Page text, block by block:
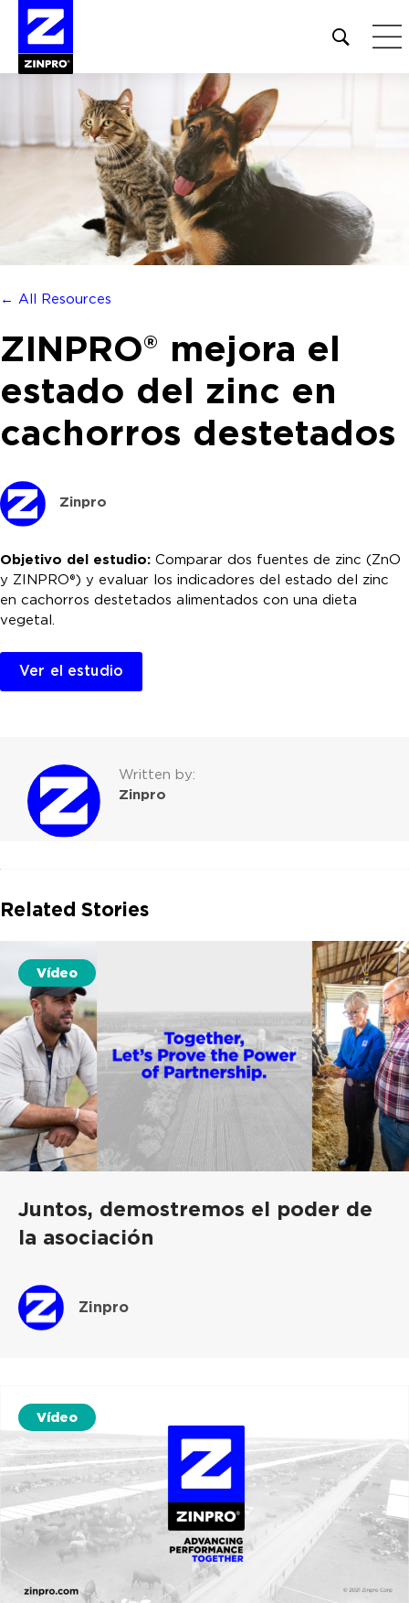
Open
site
search
← All Resources
ZINPRO® mejora el
estado del zinc en
cachorros destetados
Zinpro
Objetivo del estudio: Comparar dos fuentes de zinc (ZnO
y ZINPRO®) y evaluar los indicadores del estado del zinc
en cachorros destetados alimentados con una dieta
vegetal.
Ver el estudio
Written by:
Zinpro
Related Stories
Vídeo
Juntos, demostremos el poder de
la asociación
Zinpro
Vídeo